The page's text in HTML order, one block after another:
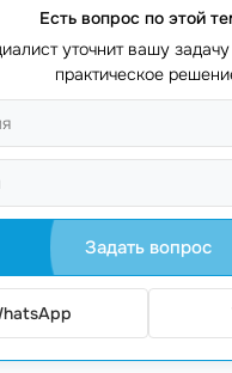
интернет-магазина
трафиком
Есть вопрос по этой
уточнит вашу
практическое
Задать вопрос
звонок